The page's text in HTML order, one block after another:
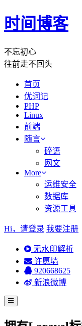
时间博客
不忘初心
往前走不回头
首页
优词记
PHP
Linux
前端
随言
碎语
网文
More
运维安全
数据库
资源工具
Hi，请登录 我要注册
无水印解析
许愿墙
920668625
新浪微博